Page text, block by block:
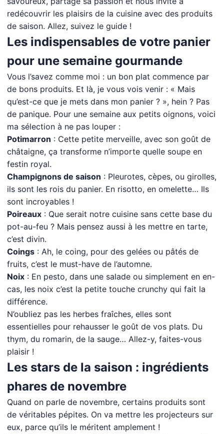
redécouvrir les plaisirs de la cuisine avec des produits
de saison. Allez, suivez le guide !
Les indispensables de votre panier
pour une semaine gourmande
Vous l’savez comme moi : un bon plat commence par
de bons produits. Et là, je vous vois venir : « Mais
qu’est-ce que je mets dans mon panier ? », hein ? Pas
de panique. Pour une semaine aux petits oignons, voici
ma sélection à ne pas louper :
Potimarron : Cette petite merveille, avec son goût de
châtaigne, ça transforme n’importe quelle soupe en
festin royal.
Champignons de saison : Pleurotes, cèpes, ou girolles,
ils sont les rois du panier. En risotto, en omelette… Ils
sont incroyables !
Poireaux : Que serait notre cuisine sans cette base du
pot-au-feu ? Mais pensez aussi à les mettre en tarte,
c’est divin.
Coings : Ah, le coing, pour des gelées ou pâtés de
fruits, c’est le must-have de l’automne.
Noix : En pesto, dans une salade ou simplement en en-
cas, les noix c’est la petite touche crunchy qui fait la
différence.
N’oubliez pas les herbes fraîches, elles sont
essentielles pour rehausser le goût de vos plats. Du
thym, du romarin, de la sauge… Allez-y, faites-vous
plaisir !
Les stars de la saison : ingrédients
phares de novembre
Quand on parle de novembre, certains produits sont
de véritables pépites. On va mettre les projecteurs sur
eux, parce qu’ils le méritent amplement !